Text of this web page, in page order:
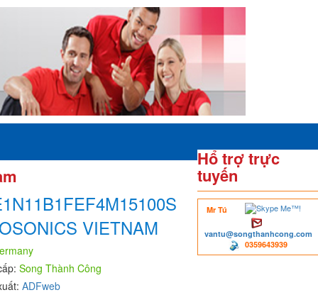
Hổ trợ trực
tuyến
Mr Tú
vantu@songthanhcong.com
0359643939
VIETNAM
Song Thành Công
ADFweb